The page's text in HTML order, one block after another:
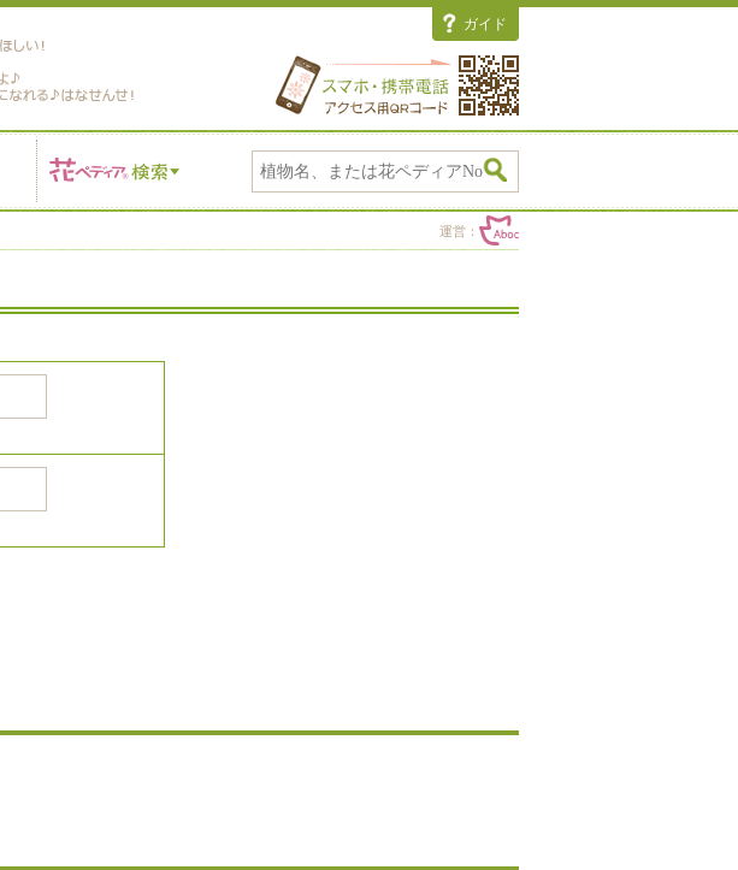
ガイド
運営：